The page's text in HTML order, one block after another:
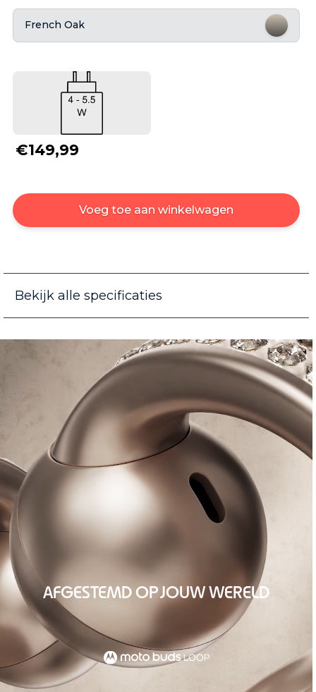
French Oak
€149,99
Voeg toe aan winkelwagen
Bekijk alle specificaties
AFGESTEMD OP JOUW WERELD